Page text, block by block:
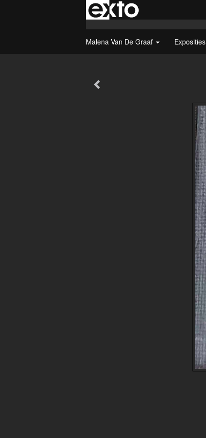
Malena Van De Graaf Exposities